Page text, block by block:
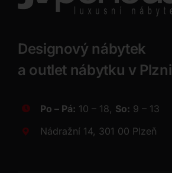
Designový nábytek
a outlet nábytku v Plzni
Po – Pá: 10 – 18, So: 9 – 13
Nádražní 14, 301 00 Plzeň